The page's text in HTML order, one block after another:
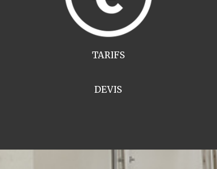
TARIFS
DEVIS